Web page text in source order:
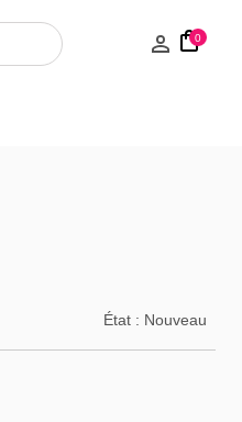
0
État : Nouveau